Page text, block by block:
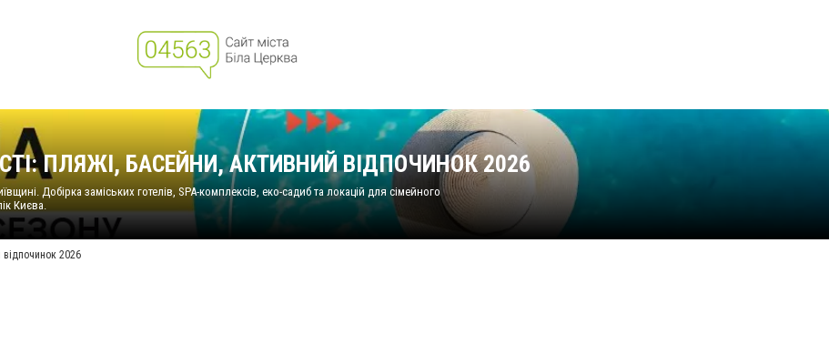
ПЛЯЖІ, БАСЕЙНИ, АКТИВНИЙ ВІДПОЧИНОК 2026
Добірка заміських готелів, SPA-комплексів, еко-садиб та локацій для сімейного
Києва.
відпочинок 2026